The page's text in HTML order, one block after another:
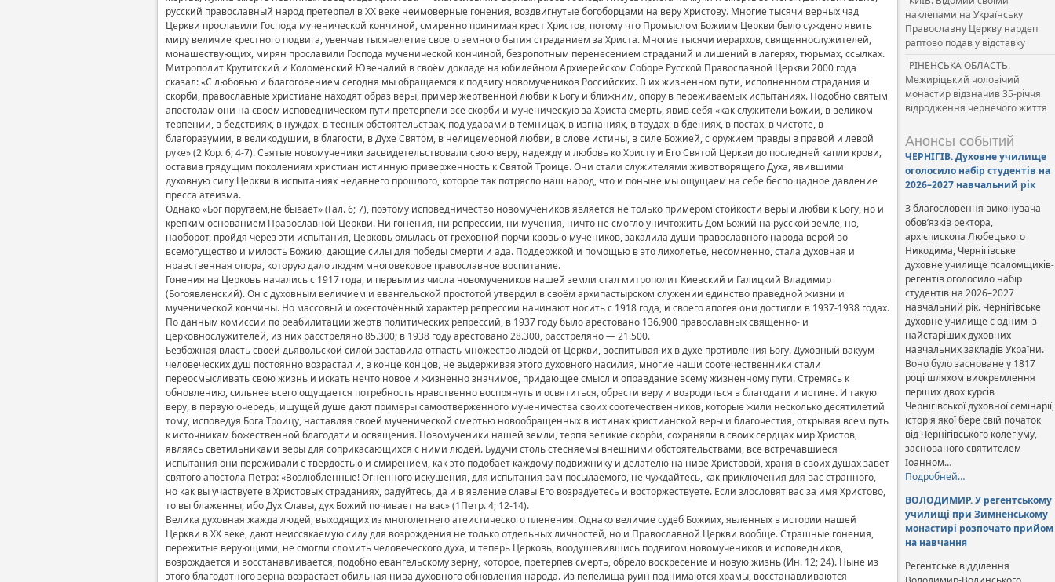
русский православный народ претерпел в XX веке неимоверные гонения, воздвигнутые богоборцами на веру Христову. Многие тысячи верных чад
Церкви прославили Господа мученической кончиной, смиренно принимая крест Христов, потому что Промыслом Божиим Церкви было суждено явить
миру величие крестного подвига, увенчав тысячелетие своего земного бытия страданием за Христа. Многие тысячи иерархов, священнослужителей,
монашествующих, мирян прославили Господа мученической кончиной, безропотным перенесением страданий и лишений в лагерях, тюрьмах, ссылках.
Митрополит Крутитский и Коломенский Ювеналий в своём докладе на юбилейном Архиерейском Соборе Русской Православной Церкви 2000 года
сказал: «С любовью и благоговением сегодня мы обращаемся к подвигу новомучеников Российских. В их жизненном пути, исполненном страдания и
скорби, православные христиане находят образ веры, пример жертвенной любви к Богу и ближним, опору в переживаемых испытаниях. Подобно святым
апостолам они на своём исповедническом пути претерпели все скорби и мученическую за Христа смерть, явив себя «как служители Божии, в великом
терпении, в бедствиях, в нуждах, в тесных обстоятельствах, под ударами в темницах, в изгнаниях, в трудах, в бдениях, в постах, в чистоте, в
благоразумии, в великодушии, в благости, в Духе Святом, в нелицемерной любви, в слове истины, в силе Божией, с оружием правды в правой и левой
руке» (2 Кор. 6; 4-7). Святые новомученики засвидетельствовали свою веру, надежду и любовь ко Христу и Его Святой Церкви до последней капли крови,
оставив грядущим поколениям христиан истинную приверженность к Святой Троице. Они стали служителями животворящего Духа, явившими
духовную силу Церкви в испытаниях недавнего прошлого, которое так потрясло наш народ, что и поныне мы ощущаем на себе беспощадное давление
пресса атеизма.
Однако «Бог поругаем,не бывает» (Гал. 6; 7), поэтому исповедничество новомучеников является не только примером стойкости веры и любви к Богу, но и
крепким основанием Православной Церкви. Ни гонения, ни репрессии, ни мучения, ничто не смогло уничтожить Дом Божий на русской земле, но,
наоборот, пройдя через эти испытания, Церковь омылась от греховной порчи кровью мучеников, закалила души православного народа верой во
всемогущество и милость Божию, дающие силы для победы смерти и ада. Поддержкой и помощью в это лихолетье, несомненно, стала духовная и
нравственная опора, которую дало людям многовековое православное воспитание.
Гонения на Церковь начались с 1917 года, и первым из числа новомучеников нашей земли стал митрополит Киевский и Галицкий Владимир
(Богоявленский). Он с духовным величием и евангельской простотой утвердил в своём архипастырском служении единство праведной жизни и
мученической кончины. Но массовый и ожесточённый характер репрессии начинают носить с 1918 года, и своего апогея они достигли в 1937-1938 годах.
По данным комиссии по реабилитации жертв политических репрессий, в 1937 году было арестовано 136.900 православных священно- и
церковнослужителей, из них расстреляно 85.300; в 1938 году арестовано 28.300, расстреляно — 21.500.
Безбожная власть своей дьявольской силой заставила отпасть множество людей от Церкви, воспитывая их в духе противления Богу. Духовный вакуум
человеческих душ постоянно возрастал и, в конце концов, не выдерживая этого духовного насилия, многие наши соотечественники стали
переосмысливать свою жизнь и искать нечто новое и жизненно значимое, придающее смысл и оправдание всему жизненному пути. Стремясь к
обновлению, сильнее всего ощущается потребность нравственно воспрянуть и освятиться, обрести веру и возродиться в благодати и истине. И такую
веру, в первую очередь, ищущей душе дают примеры самоотверженного мученичества своих соотечественников, которые жили несколько десятилетий
тому, исповедуя Бога Троицу, наставляя своей мученической смертью новообращенных в истинах христианской веры и благочестия, открывая всем путь
к источникам божественной благодати и освящения. Новомученики нашей земли, терпя великие скорби, сохраняли в своих сердцах мир Христов,
являясь светильниками веры для соприкасающихся с ними людей. Будучи столь стесняемы внешними обстоятельствами, все встречавшиеся
испытания они переживали с твёрдостью и смирением, как это подобает каждому подвижнику и делателю на ниве Христовой, храня в своих душах завет
святого апостола Петра: «Возлюбленные! Огненного искушения, для испытания вам посылаемого, не чуждайтесь, как приключения для вас странного,
но как вы участвуете в Христовых страданиях, радуйтесь, да и в явление славы Его возрадуетесь и восторжествуете. Если злословят вас за имя Христово,
то вы блаженны, ибо Дух Славы, дух Божий почивает на вас» (1Петр. 4; 12-14).
Велика духовная жажда людей, выходящих из многолетнего атеистического пленения. Однако величие судеб Божиих, явленных в истории нашей
Церкви в XX веке, дают неиссякаемую силу для возрождения не только отдельных личностей, но и Православной Церкви вообще. Страшные гонения,
пережитые верующими, не смогли сломить человеческого духа, и теперь Церковь, воодушевившись подвигом новомучеников и исповедников,
возрождается и восстанавливается, подобно евангельскому зерну, которое, претерпев смерть, обрело воскресение и новую жизнь (Ин. 12; 24). Ныне из
этого благодатного зерна возрастает обильная нива духовного обновления народа. Из пепелища руин поднимаются храмы, восстанавливаются
наклепами на Українську
Православну Церкву нардеп
раптово подав у відставку
РІНЕНСЬКА ОБЛАСТЬ.
Межиріцький чоловічий
монастир відзначив 35-річчя
відродження чернечого життя
Анонсы событий
ЧЕРНІГІВ. Духовне училище
оголосило набір студентів на
2026–2027 навчальний рік
З благословення виконувача
обов’язків ректора,
архієпископа Любецького
Никодима, Чернігівське
духовне училище псаломщиків-
регентів оголосило набір
студентів на 2026–2027
навчальний рік. Чернігівське
духовне училище є одним із
найстаріших духовних
навчальних закладів України.
Воно було засноване у 1817
році шляхом виокремлення
перших двох курсів
Чернігівської духовної семінарії,
історія якої бере свій початок
від Чернігівського колегіуму,
заснованого святителем
Іоанном…
Подробней…
ВОЛОДИМИР. У регентському
училищі при Зимненському
монастирі розпочато прийом
на навчання
Регентське відділення